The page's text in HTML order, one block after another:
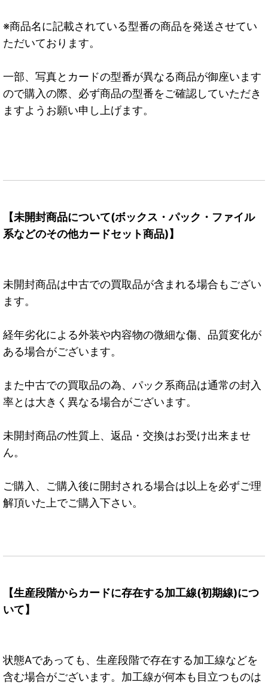
※商品名に記載されている型番の商品を発送させてい
ただいております。
一部、写真とカードの型番が異なる商品が御座います
ので購入の際、必ず商品の型番をご確認していただき
ますようお願い申し上げます。
【未開封商品について(ボックス・パック・ファイル
系などのその他カードセット商品)】
未開封商品は中古での買取品が含まれる場合もござい
ます。
経年劣化による外装や内容物の微細な傷、品質変化が
ある場合がございます。
また中古での買取品の為、パック系商品は通常の封入
率とは大きく異なる場合がございます。
未開封商品の性質上、返品・交換はお受け出来ませ
ん。
ご購入、ご購入後に開封される場合は以上を必ずご理
解頂いた上でご購入下さい。
【生産段階からカードに存在する加工線(初期線)につ
いて】
状態Aであっても、生産段階で存在する加工線などを
含む場合がございます。加工線が何本も目立つものは